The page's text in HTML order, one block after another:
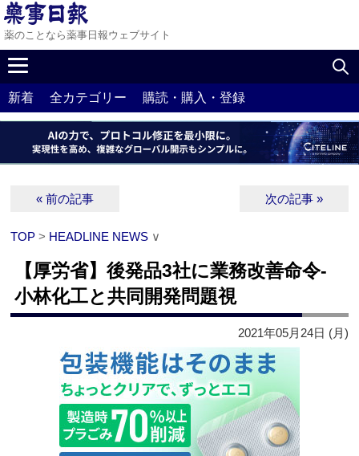
薬のことなら薬事日報ウェブサイト
新着 全カテゴリー 購読・購入・登録
« 前の記事 次の記事 »
TOP > HEADLINE NEWS ∨
【厚労省】後発品3社に業務改善命令‐
小林化工と共同開発問題視
2021年05月24日 (月)